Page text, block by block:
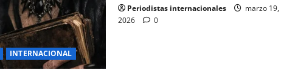
INTERNACIONAL
Periodistas internacionales
marzo 19,
2026
0